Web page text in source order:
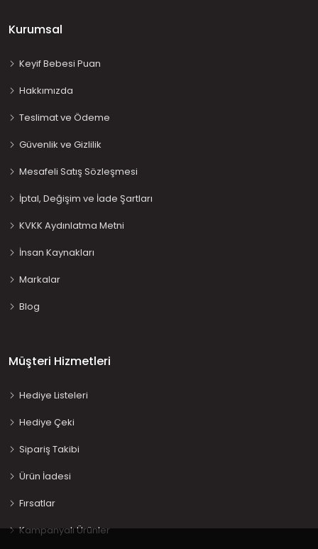
Kurumsal
Keyif Bebesi Puan
Hakkımızda
Teslimat ve Ödeme
Güvenlik ve Gizlilik
Mesafeli Satış Sözleşmesi
İptal, Değişim ve İade Şartları
KVKK Aydınlatma Metni
İnsan Kaynakları
Markalar
Blog
Müşteri Hizmetleri
Hediye Listeleri
Hediye Çeki
Sipariş Takibi
Ürün İadesi
Fırsatlar
Kampanyalı Ürünler